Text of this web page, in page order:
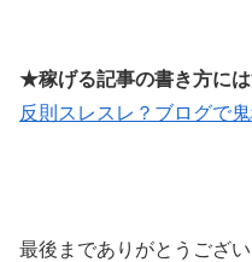
★稼げる記事の書き方に
反則スレスレ？ブログで
最後までありがとうござい